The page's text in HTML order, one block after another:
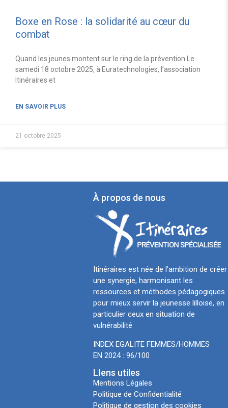
Boxe en Rose : la solidarité au cœur du
combat
Quand les jeunes montent sur le ring de la prévention Le
samedi 18 octobre 2025, à Euratechnologies, l’association
Itinéraires et
EN SAVOIR PLUS
21 octobre 2025
À propos de nous
Itinéraires est née de l’ambition de créer
une synergie, harmonisant les
ressources et méthodes pédagogiques
pour mieux servir la jeunesse lilloise, en
particulier ceux en situation de
vulnérabilité
INDEX EGALITE FEMMES/HOMMES
EN 2024 : 96/100
LIens utiles
Mentions Légales
Politique de Confidentialité
Politique de gestion des cookies